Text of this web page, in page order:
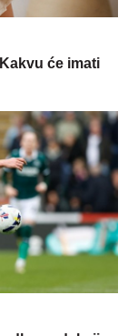
će imati